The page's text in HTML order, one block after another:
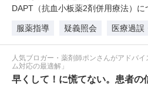
DAPT（抗血小板薬2剤併用療法）に
服薬指導
疑義照会 医療過誤
人気ブロガー・薬剤師ポンさんがアドバイ
ム対応の最適解」
早くして！に慌てない。患者の